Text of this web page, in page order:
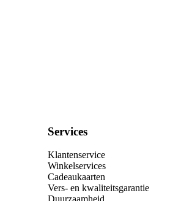
Services
Klantenservice
Winkelservices
Cadeaukaarten
Vers- en kwaliteitsgarantie